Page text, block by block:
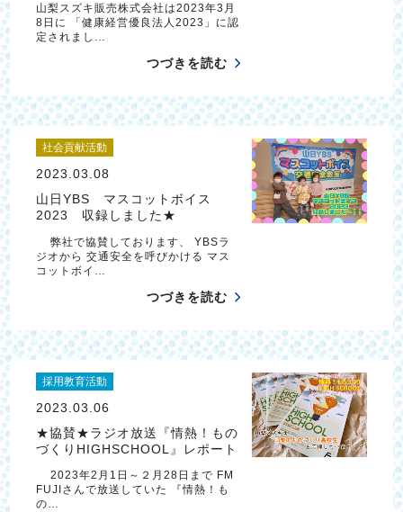
山梨スズキ販売株式会社は2023年3月
8日に 「健康経営優良法人2023」に認
定されまし…
つづきを読む
社会貢献活動
2023.03.08
山日YBS マスコットボイス
2023 収録しました★
弊社で協賛しております、 YBSラ
ジオから 交通安全を呼びかける マス
コットボイ…
つづきを読む
採用教育活動
2023.03.06
★協賛★ラジオ放送『情熱！もの
づくりHIGHSCHOOL』レポート
2023年2月1日～２月28日まで FM
FUJIさんで放送していた 『情熱！も
の…